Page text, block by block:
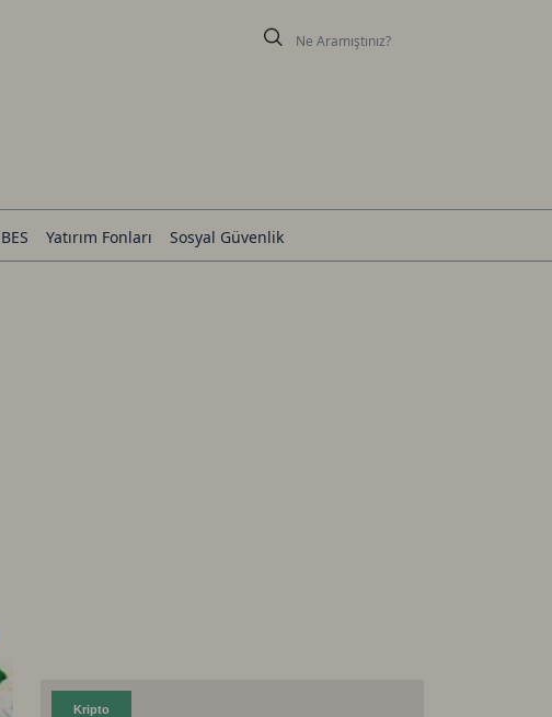
BES Yatırım Fonları Sosyal Güvenlik
Kripto